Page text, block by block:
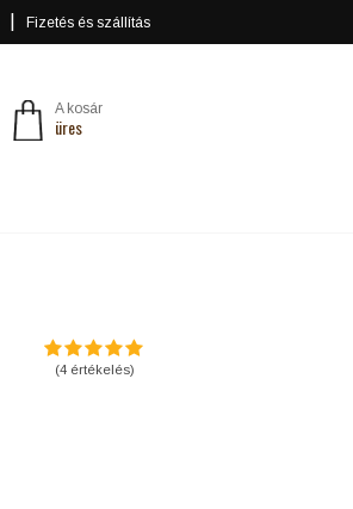
Fizetés és szállítás
A kosár
üres
(4értékelés)